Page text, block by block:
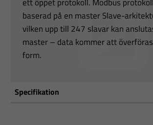
baserad på en master Slave-
vilken upp till 247 slavar kan
master – data kommer att
form.
Specifikation